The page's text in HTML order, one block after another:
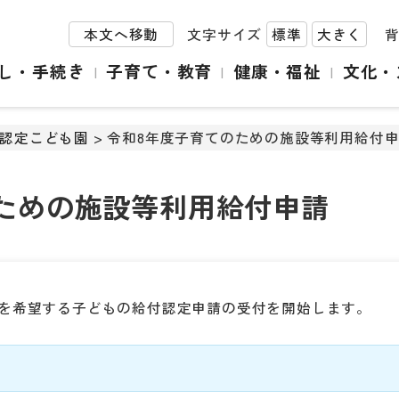
本文へ移動 文字サイズ 標準 大きく
・手続き 子育て・教育 健康・福祉 文化
定こども園 > 令和8年度子育てのための施設等利用給付
めの施設等利用給付申請
望する子どもの給付認定申請の受付を開始します。